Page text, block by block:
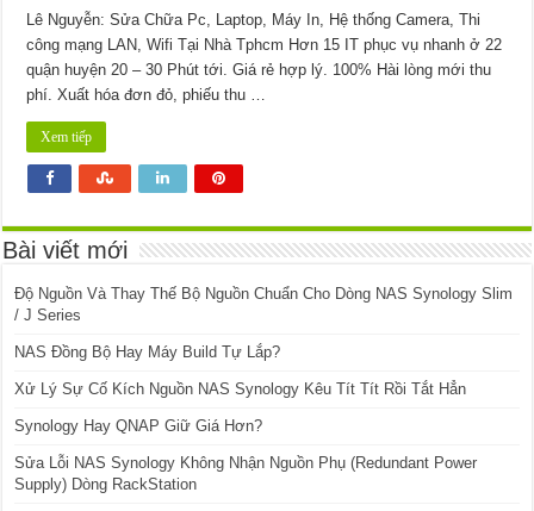
Lê Nguyễn: Sửa Chữa Pc, Laptop, Máy In, Hệ thống Camera, Thi
công mạng LAN, Wifi Tại Nhà Tphcm Hơn 15 IT phục vụ nhanh ở 22
quận huyện 20 – 30 Phút tới. Giá rẻ hợp lý. 100% Hài lòng mới thu
phí. Xuất hóa đơn đỏ, phiếu thu …
Xem tiếp
Bài viết mới
Độ Nguồn Và Thay Thế Bộ Nguồn Chuẩn Cho Dòng NAS Synology Slim
/ J Series
NAS Đồng Bộ Hay Máy Build Tự Lắp?
Xử Lý Sự Cố Kích Nguồn NAS Synology Kêu Tít Tít Rồi Tắt Hẳn
Synology Hay QNAP Giữ Giá Hơn?
Sửa Lỗi NAS Synology Không Nhận Nguồn Phụ (Redundant Power
Supply) Dòng RackStation